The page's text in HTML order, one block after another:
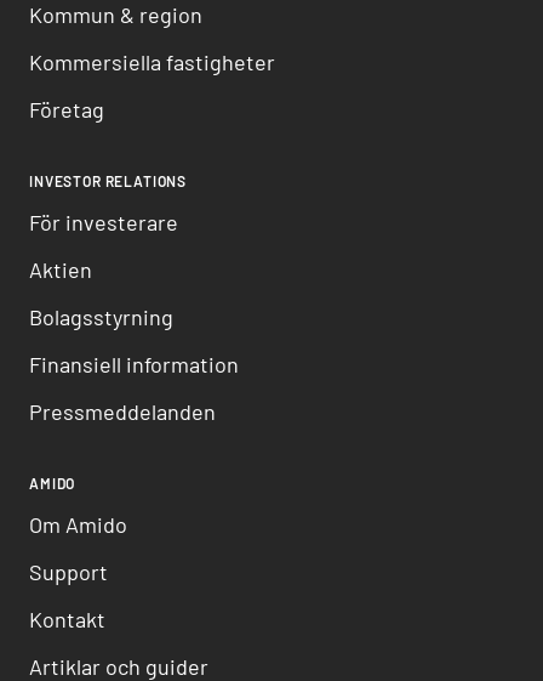
Kommun & region
Kommersiella fastigheter
Företag
INVESTOR RELATIONS
För investerare
Aktien
Bolagsstyrning
Finansiell information
Pressmeddelanden
AMIDO
Om Amido
Support
Kontakt
Artiklar och guider